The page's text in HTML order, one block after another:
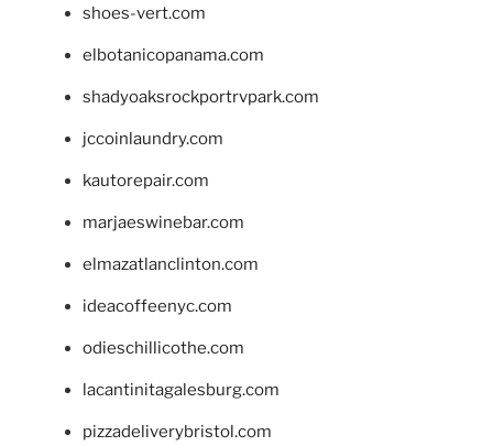
shoes-vert.com
elbotanicopanama.com
shadyoaksrockportrvpark.com
jccoinlaundry.com
kautorepair.com
marjaeswinebar.com
elmazatlanclinton.com
ideacoffeenyc.com
odieschillicothe.com
lacantinitagalesburg.com
pizzadeliverybristol.com